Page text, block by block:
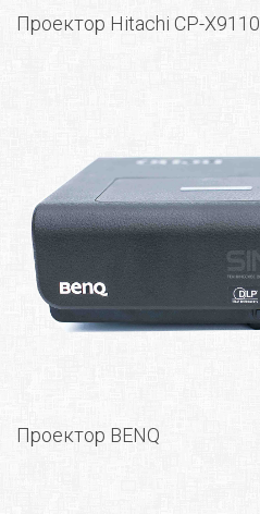
Проектор Hitachi CP-X9110
Проектор BENQ